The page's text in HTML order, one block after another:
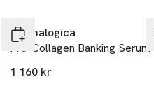
Dermalogica
Pro-Collagen Banking Serum
1 160 kr